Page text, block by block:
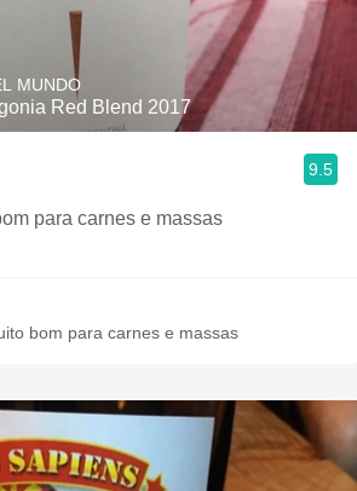
MUNDO
Red Blend 2017
9.5
para carnes e massas
bom para carnes e massas